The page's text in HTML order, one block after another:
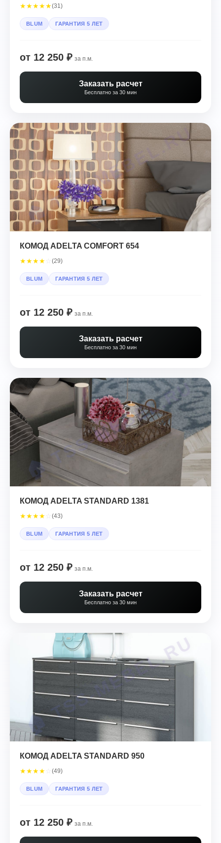
★★★★★(31)
BLUM ГАРАНТИЯ 5 ЛЕТ
от 12 250 ₽ за п.м.
Заказать расчет
Бесплатно за 30 мин
КОМОД ADELTA COMFORT 654
★★★★ (29)
BLUM ГАРАНТИЯ 5 ЛЕТ
от 12 250 ₽ за п.м.
Заказать расчет
Бесплатно за 30 мин
КОМОД ADELTA STANDARD 1381
★★★★ (43)
BLUM ГАРАНТИЯ 5 ЛЕТ
от 12 250 ₽ за п.м.
Заказать расчет
Бесплатно за 30 мин
КОМОД ADELTA STANDARD 950
★★★★ (49)
BLUM ГАРАНТИЯ 5 ЛЕТ
от 12 250 ₽ за п.м.